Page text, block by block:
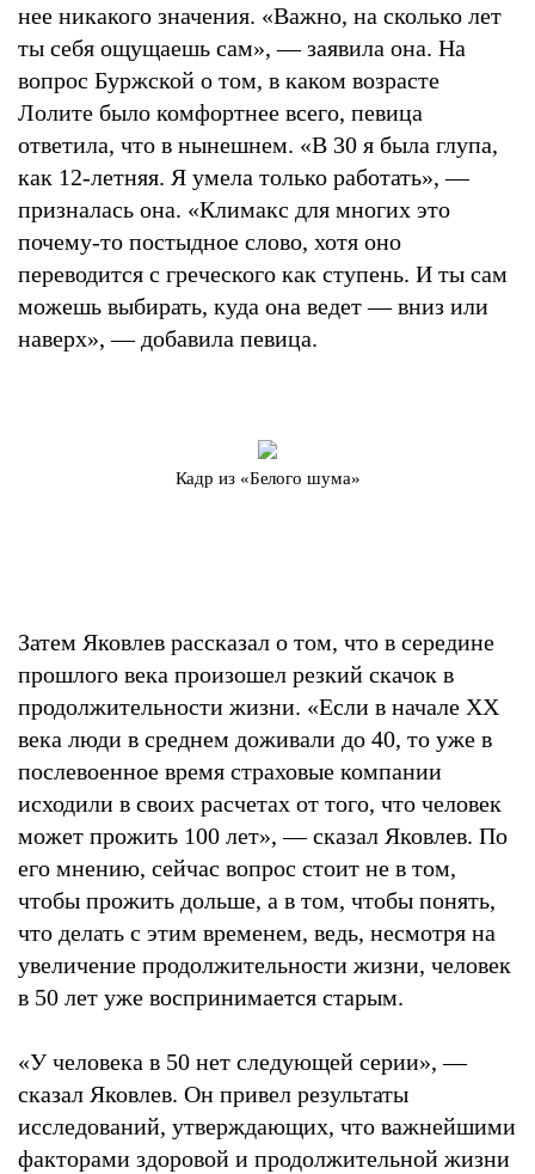
нее никакого значения. «Важно, на сколько лет
ты себя ощущаешь сам», — заявила она. На
вопрос Буржской о том, в каком возрасте
Лолите было комфортнее всего, певица
ответила, что в нынешнем. «В 30 я была глупа,
как 12-летняя. Я умела только работать», —
призналась она. «Климакс для многих это
почему-то постыдное слово, хотя оно
переводится с греческого как ступень. И ты сам
можешь выбирать, куда она ведет — вниз или
наверх», — добавила певица.
Кадр из «Белого шума»
Затем Яковлев рассказал о том, что в середине
прошлого века произошел резкий скачок в
продолжительности жизни. «Если в начале XX
века люди в среднем доживали до 40, то уже в
послевоенное время страховые компании
исходили в своих расчетах от того, что человек
может прожить 100 лет», — сказал Яковлев. По
его мнению, сейчас вопрос стоит не в том,
чтобы прожить дольше, а в том, чтобы понять,
что делать с этим временем, ведь, несмотря на
увеличение продолжительности жизни, человек
в 50 лет уже воспринимается старым.
«У человека в 50 нет следующей серии», —
сказал Яковлев. Он привел результаты
исследований, утверждающих, что важнейшими
факторами здоровой и продолжительной жизни